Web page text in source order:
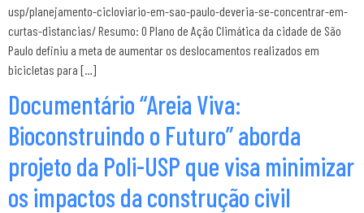
usp/planejamento-cicloviario-em-sao-paulo-deveria-se-concentrar-em-
curtas-distancias/ Resumo: O Plano de Ação Climática da cidade de São
Paulo definiu a meta de aumentar os deslocamentos realizados em
bicicletas para […]
Documentário “Areia Viva:
Bioconstruindo o Futuro” aborda
projeto da Poli-USP que visa minimizar
os impactos da construção civil